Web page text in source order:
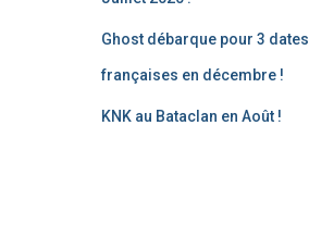
Ghost débarque pour 3 dates
françaises en décembre !
KNK au Bataclan en Août !